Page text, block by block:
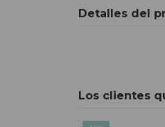
Detalles del
Los clientes